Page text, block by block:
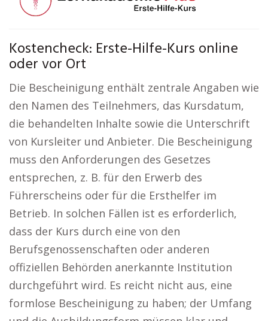
Kostencheck: Erste-Hilfe-Kurs online
oder vor Ort
Die Bescheinigung enthält zentrale Angaben wie
den Namen des Teilnehmers, das Kursdatum,
die behandelten Inhalte sowie die Unterschrift
von Kursleiter und Anbieter. Die Bescheinigung
muss den Anforderungen des Gesetzes
entsprechen, z. B. für den Erwerb des
Führerscheins oder für die Ersthelfer im
Betrieb. In solchen Fällen ist es erforderlich,
dass der Kurs durch eine von den
Berufsgenossenschaften oder anderen
offiziellen Behörden anerkannte Institution
durchgeführt wird. Es reicht nicht aus, eine
formlose Bescheinigung zu haben; der Umfang